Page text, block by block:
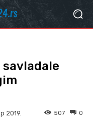
savladale
2019. 0
507